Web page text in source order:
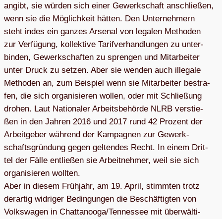
angibt, sie wür­den sich einer Gewerk­schaft anschlie­ßen,
wenn sie die Mög­lich­keit hät­ten. Den Unter­neh­mern
steht indes ein gan­zes Arse­nal von lega­len Metho­den
zur Ver­fü­gung, kol­lek­tive Tarif­ver­hand­lun­gen zu unter­
bin­den, Gewerk­schaf­ten zu spren­gen und Mit­ar­bei­ter
unter Druck zu set­zen. Aber sie wen­den auch ille­gale
Metho­den an, zum Bei­spiel wenn sie Mit­ar­bei­ter bestra­
fen, die sich orga­ni­sie­ren wol­len, oder mit Schlie­ßung
dro­hen. Laut Natio­na­ler Arbeits­be­hörde NLRB ver­stie­
ßen in den Jah­ren 2016 und 2017 rund 42 Pro­zent der
Arbeit­ge­ber wäh­rend der Kam­pa­gnen zur Gewerk­
schafts­grün­dung gegen gel­ten­des Recht. In einem Drit­
tel der Fälle ent­lie­ßen sie Arbeit­neh­mer, weil sie sich
orga­ni­sie­ren woll­ten.
Aber in die­sem Früh­jahr, am 19. April, stimm­ten trotz
der­ar­tig wid­ri­ger Bedin­gun­gen die Beschäf­tig­ten von
Volks­wa­gen in Chattanooga/Tennessee mit über­wäl­ti­